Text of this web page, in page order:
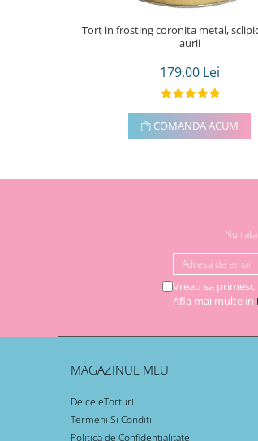
Tort in frosting coronita metal,
aurii
179,00 Lei
COMANDA ACUM
Nu
Vreau sa
Afla mai multe in
MAGAZINUL MEU
De ce eTorturi
Termeni Si Conditii
Politica de Confidentialitate